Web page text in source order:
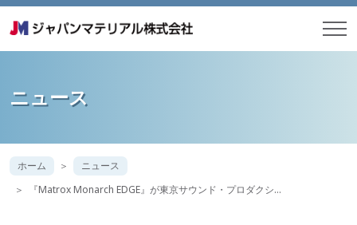
ニュース
ホーム
ニュース
『Matrox Monarch EDGE』が東京サウンド・プロダクシ…